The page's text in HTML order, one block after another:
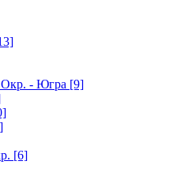
- Югра [9]
[6]